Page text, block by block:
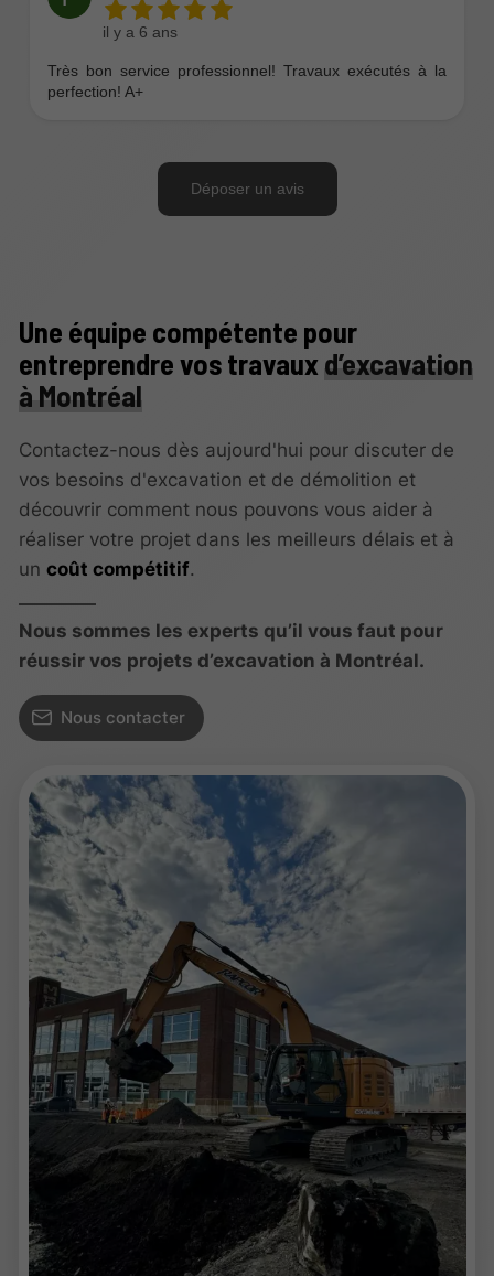
Une équipe compétente pour
entreprendre vos travaux d’excavation
à Montréal
Contactez-nous dès aujourd'hui pour discuter de
vos besoins d'excavation et de démolition et
découvrir comment nous pouvons vous aider à
réaliser votre projet dans les meilleurs délais et à
un coût compétitif.
Nous sommes les experts qu’il vous faut pour
réussir vos projets d’excavation à Montréal.
Nous contacter